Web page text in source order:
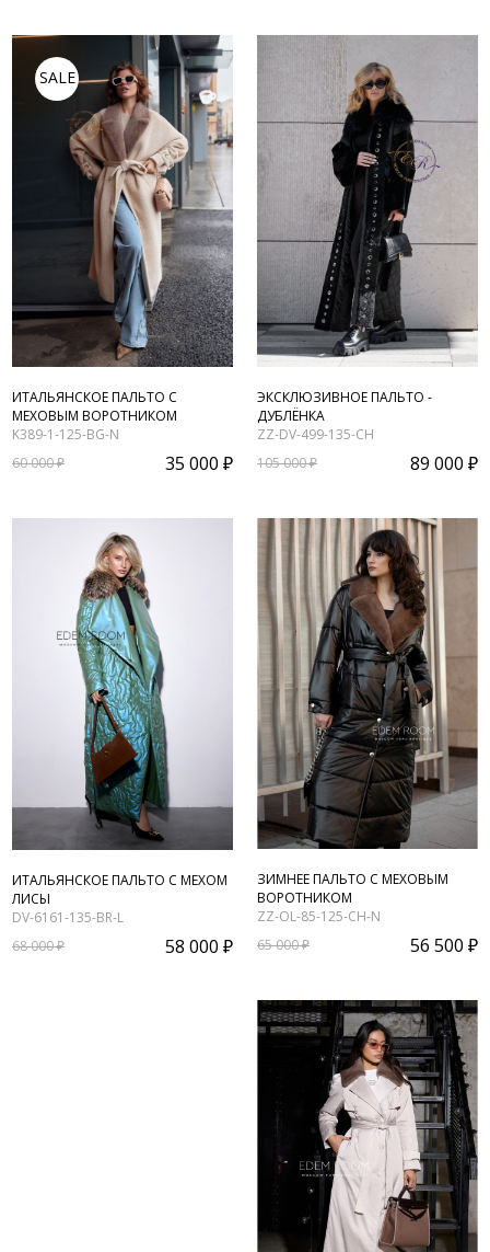
SALE
ИТАЛЬЯНСКОЕ ПАЛЬТО С
МЕХОВЫМ ВОРОТНИКОМ
K389-1-125-BG-N
60 000 ₽
35 000 ₽
ЭКСКЛЮЗИВНОЕ ПАЛЬТО -
ДУБЛЁНКА
ZZ-DV-499-135-CH
105 000 ₽
89 000 ₽
ИТАЛЬЯНСКОЕ ПАЛЬТО С МЕХОМ
ЛИСЫ
DV-6161-135-BR-L
68 000 ₽
58 000 ₽
ЗИМНЕЕ ПАЛЬТО С МЕХОВЫМ
ВОРОТНИКОМ
ZZ-OL-85-125-CH-N
65 000 ₽
56 500 ₽